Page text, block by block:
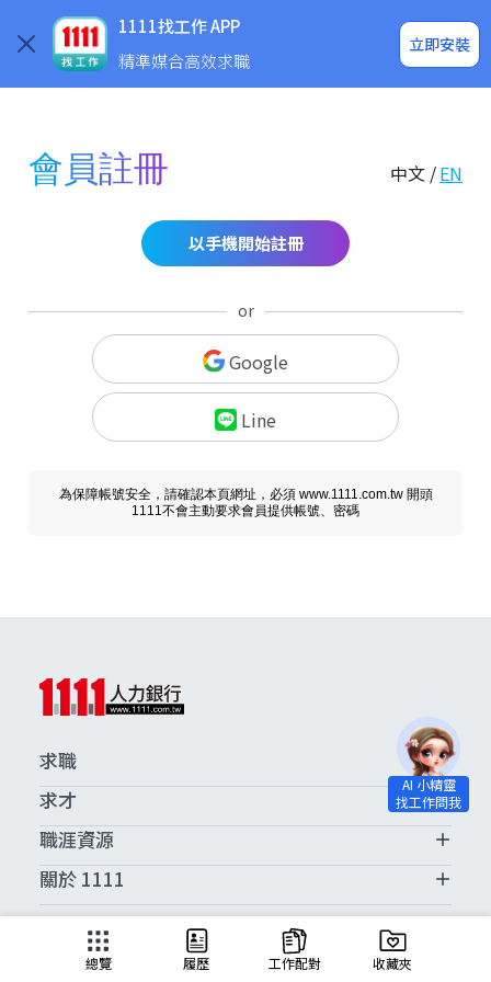
1111找工作 APP
精準媒合高效求職
立即安裝
企業求才
會員註冊 中文 /EN
以手機開始註冊
or
Google
Line
為保障帳號安全，請確認本頁網址，必須 www.1111.com.tw 開頭
1111不會主動要求會員提供帳號、密碼
求職
求才
職涯資源
關於 1111
求職服務中心
總覽 履歷 工作配對 收藏夾